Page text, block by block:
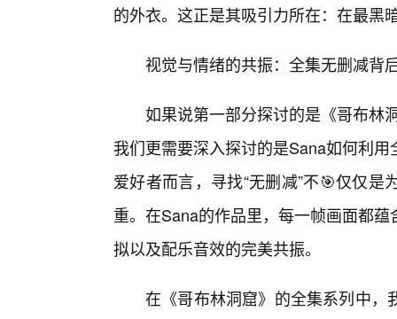
的外衣。这正是其吸引力所在：在最黑
视觉与情绪的共振：全集无删减背
如果说第一部分探讨的是《哥布林
我们更需要深入探讨的是Sana如何利
爱好者而言，寻找“无删减”不🎯仅仅
重。在Sana的作品里，每一帧画面都
拟以及配乐音效的完美共振。
在《哥布林洞窟》的全集系列中，